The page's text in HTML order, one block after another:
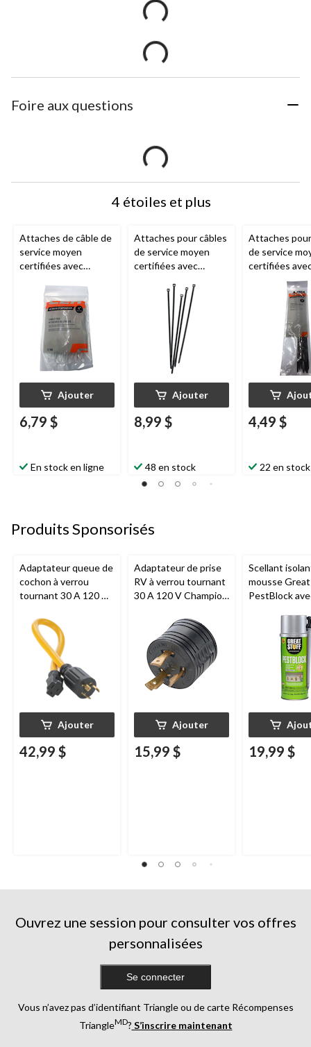
Foire aux questions
4 étoiles et plus
Attaches de câble de
service moyen
certifiées avec
traction de 50 lb,
homologation UL,
blanc, 4 po, paq. 100
Ajouter
6,79 $
En stock en ligne
Attaches pour câbles
de service moyen
certifiées avec
traction de 50 lbs,
homologuées UL,
noires, 7,5 po, paq.
Ajouter
8,99 $
48 en stock
Attaches
de service
certifiées
résistance à la
traction de
homologuées
noires, 11 po,
4,49 $
22 en stock
Produits Sponsorisés
Adaptateur queue de
cochon à verrou
tournant 30 A 120 V
60,96 cm (24 po)
Ajouter
42,99 $
Adaptateur de prise
RV à verrou tournant
30 A 120 V Champion
Ajouter
15,99 $
Scellant
mousse
PestBlock
intelligent,
intérieur/
19,99 $
Ouvrez une session pour consulter vos offres
personnalisées
Se connecter
Vous n’avez pas d’identifiant Triangle ou de carte Récompenses
TriangleMD? S’inscrire maintenant